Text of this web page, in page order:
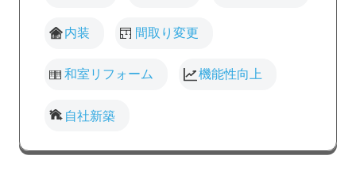
内装 間取り変更
和室リフォーム 機能性向上
自社新築